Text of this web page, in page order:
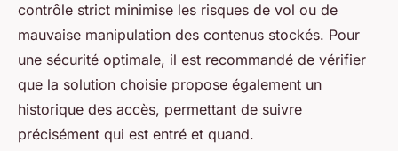
contrôle strict minimise les risques de vol ou de
mauvaise manipulation des contenus stockés. Pour
une sécurité optimale, il est recommandé de vérifier
que la solution choisie propose également un
historique des accès, permettant de suivre
précisément qui est entré et quand.